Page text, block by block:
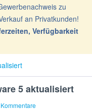
zu
an Privatkunden!
Verfügbarkeit
5 aktualisiert